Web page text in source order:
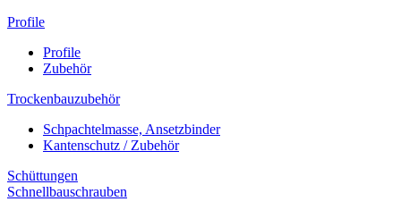
Profile
Profile
Zubehör
Trockenbauzubehör
Schpachtelmasse, Ansetzbinder
Kantenschutz / Zubehör
Schüttungen
Schnellbauschrauben